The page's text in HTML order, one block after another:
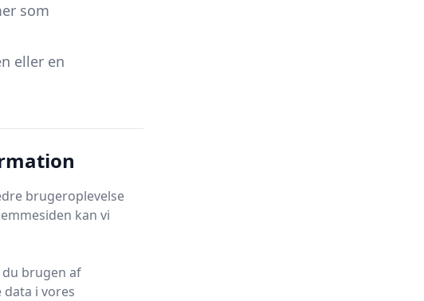
som
eller en
træk
at lede
brugeroplevelse
kan vi
brugen af
i vores